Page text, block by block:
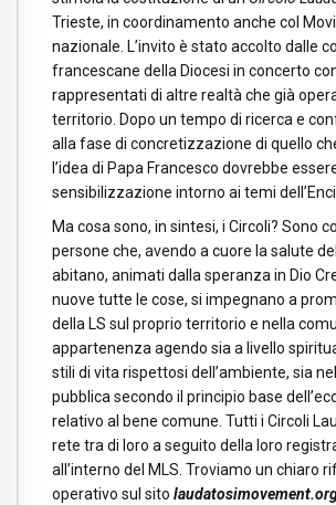
Trieste, in coordinamento anche col
nazionale. L’invito è stato accolto dalle
francescane della Diocesi in concerto
rappresentati di altre realtà che già
territorio. Dopo un tempo di ricerca e
alla fase di concretizzazione di quello
l’idea di Papa Francesco dovrebbe
sensibilizzazione intorno ai temi
Ma cosa sono, in sintesi, i Circoli? Sono
persone che, avendo a cuore la salute
abitano, animati dalla speranza in Dio
nuove tutte le cose, si impegnano a
della LS sul proprio territorio e nella
appartenenza agendo sia a livello
stili di vita rispettosi dell’ambiente, sia
pubblica secondo il principio base
relativo al bene comune. Tutti i Circoli
rete tra di loro a seguito della loro
all’interno del MLS. Troviamo un chiaro
operativo sul sito